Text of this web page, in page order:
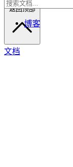
博客
返回顶部
文档